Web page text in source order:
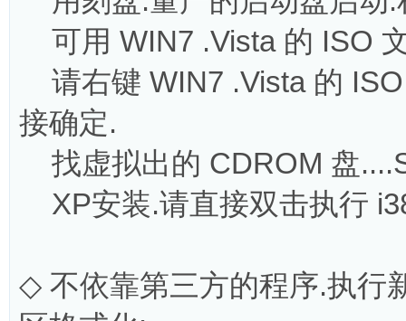
可用 WIN7 .Vista 的 ISO
请右键 WIN7 .Vista 的
接确定.
找虚拟出的 CDROM 盘
XP安装.请直接双击执行
◇ 不依靠第三方的程序.执行